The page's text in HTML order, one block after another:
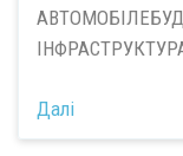
Далі